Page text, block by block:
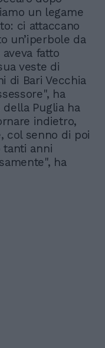
un legame
ci attaccano
un’iperbole da
fatto
veste di
di Bari Vecchia
ha
Puglia ha
indietro,
col senno di poi
tanti anni
ha